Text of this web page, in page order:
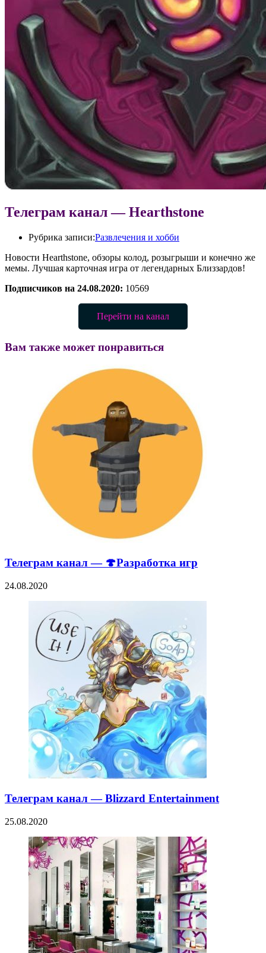
Телеграм канал — Hearthstone
Рубрика записи:Развлечения и хобби
Новости Hearthstone, обзоры колод, розыгрыши и конечно же
мемы. Лучшая карточная игра от легендарных Близзардов!
Подписчиков на 24.08.2020: 10569
Перейти на канал
Вам также может понравиться
Телеграм канал — 🍄Разработка игр
24.08.2020
Телеграм канал — Blizzard Entertainment
25.08.2020